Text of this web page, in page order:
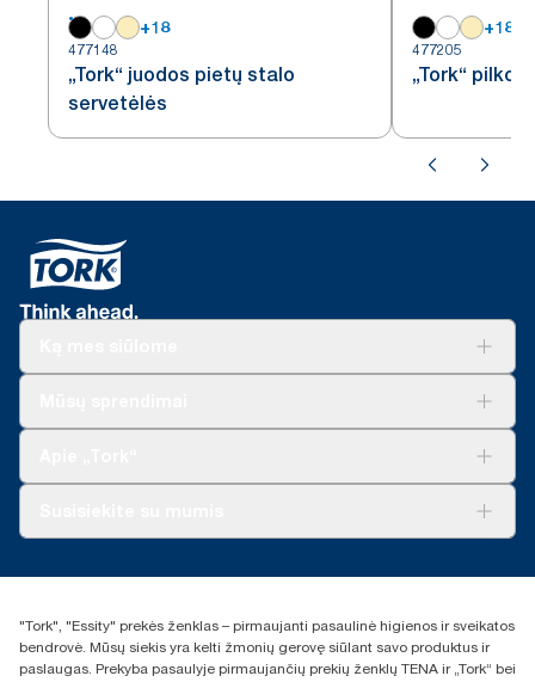
+18
477148
„Tork“ juodos pietų stalo
servetėlės
+18
477205
„Tork“
+370 5 268 3455
UAB Essity Lithuania
Naugarduko g. 98
LT-03160 Vilnius, Lietuva
"Tork", "Essity" prekės ženklas – pirmaujanti pasaulinė higienos ir sveikatos
bendrovė. Mūsų siekis yra kelti žmonių gerovę siūlant savo produktus ir
paslaugas. Prekyba pasaulyje pirmaujančių prekių ženklų TENA ir „Tork“ bei